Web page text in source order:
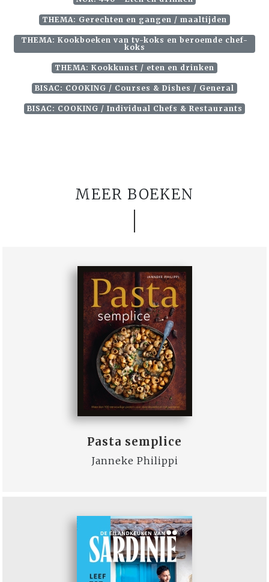
THEMA: Gerechten en gangen / maaltijden
THEMA: Kookboeken van tv-koks en beroemde chef-
koks
THEMA: Kookkunst / eten en drinken
BISAC: COOKING / Courses & Dishes / General
BISAC: COOKING / Individual Chefs & Restaurants
MEER BOEKEN
Pasta semplice
Janneke Philippi